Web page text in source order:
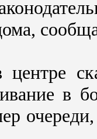
центре
в